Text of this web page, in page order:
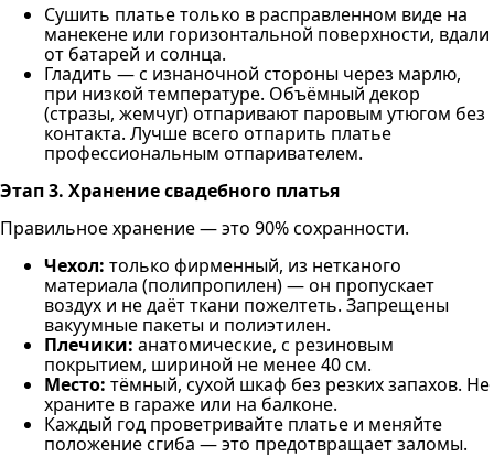
Сушить платье только в расправленном виде на
манекене или горизонтальной поверхности, вдали
от батарей и солнца.
Гладить — с изнаночной стороны через марлю,
при низкой температуре. Объёмный декор
(стразы, жемчуг) отпаривают паровым утюгом без
контакта. Лучше всего отпарить платье
профессиональным отпаривателем.
Этап 3. Хранение свадебного платья
Правильное хранение — это 90% сохранности.
Чехол: только фирменный, из нетканого
материала (полипропилен) — он пропускает
воздух и не даёт ткани пожелтеть. Запрещены
вакуумные пакеты и полиэтилен.
Плечики: анатомические, с резиновым
покрытием, шириной не менее 40 см.
Место: тёмный, сухой шкаф без резких запахов. Не
храните в гараже или на балконе.
Каждый год проветривайте платье и меняйте
положение сгиба — это предотвращает заломы.